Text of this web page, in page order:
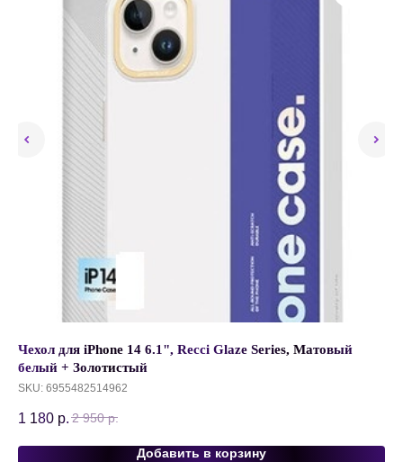
Чехол для iPhone 14 6.1", Recci Glaze Series, Матовый
белый + Золотистый
SKU: 6955482514962
1 180 р. 2 950 р.
Добавить в корзину